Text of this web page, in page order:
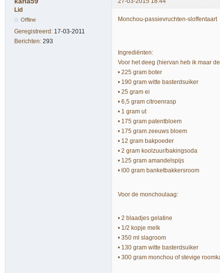
Lid
Offline
Geregistreerd: 17-03-2011
Berichten: 293
Monchou-passievruchten-sloffentaart
Ingrediënten:
Voor het deeg (hiervan heb ik maar
• 225 gram boter
• 190 gram witte basterdsuiker
• 25 gram ei
• 6,5 gram citroenrasp
• 1 gram ut
• 175 gram patentbloem
• 175 gram zeeuws bloem
• 12 gram bakpoeder
• 2 gram koolzuur/bakingsoda
• 125 gram amandelspijs
• l00 gram banketbakkersroom
Voor de monchoulaag:
• 2 blaadjes gelatine
• 1/2 kopje melk
• 350 ml slagroom
• 130 gram witte basterdsuiker
• 300 gram monchou of stevige